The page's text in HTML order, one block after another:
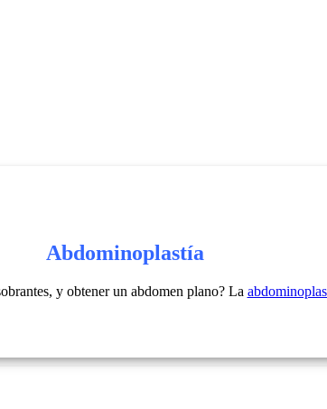
Abdominoplastía
y obtener un abdomen plano? La